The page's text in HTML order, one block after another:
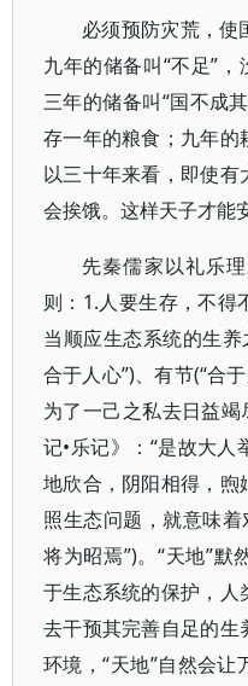
必须预防灾荒，使
九年的储备叫“不足”
三年的储备叫“国不成
存一年的粮食；九年的
以三十年来看，即使
会挨饿。这样天子才能
先秦儒家以礼乐
则：1.人要生存，不得
当顺应生态系统的生养
合于人心”)、有节(“合
为了一己之私去日益
记•乐记》：“是故大
地欣合，阴阳相得，
照生态问题，就意味
将为昭焉”)。“天地”
于生态系统的保护，
去干预其完善自足的
环境，“天地”自然会